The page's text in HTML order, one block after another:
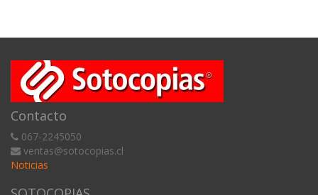
Contacto
067-2245050
ventas@sotocopias.cl
Noticias